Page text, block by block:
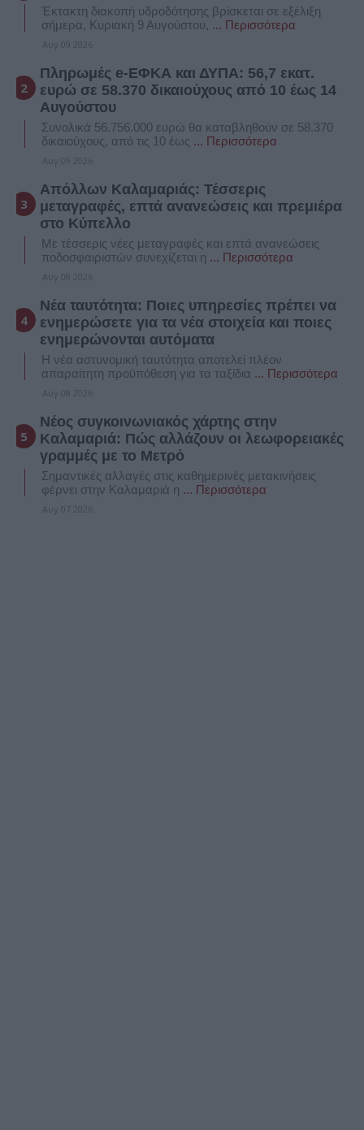
Έκτακτη διακοπή υδροδότησης βρίσκεται σε εξέλιξη
σήμερα, Κυριακή 9 Αυγούστου, ... Περισσότερα
Αυγ 09 2026
Πληρωμές e-ΕΦΚΑ και ΔΥΠΑ: 56,7 εκατ.
ευρώ σε 58.370 δικαιούχους από 10 έως 14
Αυγούστου
Συνολικά 56.756.000 ευρώ θα καταβληθούν σε 58.370
δικαιούχους, από τις 10 έως ... Περισσότερα
Αυγ 09 2026
Απόλλων Καλαμαριάς: Τέσσερις
μεταγραφές, επτά ανανεώσεις και πρεμιέρα
στο Κύπελλο
Με τέσσερις νέες μεταγραφές και επτά ανανεώσεις
ποδοσφαιριστών συνεχίζεται η ... Περισσότερα
Αυγ 08 2026
Νέα ταυτότητα: Ποιες υπηρεσίες πρέπει να
ενημερώσετε για τα νέα στοιχεία και ποιες
ενημερώνονται αυτόματα
Η νέα αστυνομική ταυτότητα αποτελεί πλέον
απαραίτητη προϋπόθεση για τα ταξίδια ... Περισσότερα
Αυγ 08 2026
Νέος συγκοινωνιακός χάρτης στην
Καλαμαριά: Πώς αλλάζουν οι λεωφορειακές
γραμμές με το Μετρό
Σημαντικές αλλαγές στις καθημερινές μετακινήσεις
φέρνει στην Καλαμαριά η ... Περισσότερα
Αυγ 07 2026